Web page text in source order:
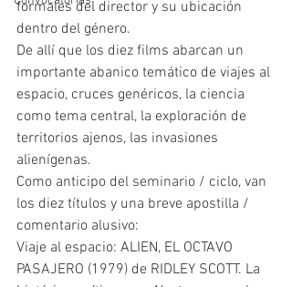
formales del director y su ubicación
dentro del género.
De allí que los diez films abarcan un
importante abanico temático de viajes al
espacio, cruces genéricos, la ciencia
como tema central, la exploración de
territorios ajenos, las invasiones
alienígenas.
Como anticipo del seminario / ciclo, van
los diez títulos y una breve apostilla /
comentario alusivo:
Viaje al espacio: ALIEN, EL OCTAVO
PASAJERO (1979) de RIDLEY SCOTT. La